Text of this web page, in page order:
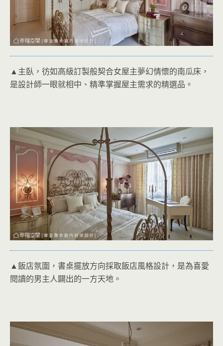
▲主臥，彷如高級訂製般契合女屋主夢幻情懷的南瓜床，
是設計師一眼就相中、精準掌握屋主需求的精選品。
▲飯店氛圍，書桌擺放方向採取飯店風格設計，是為喜愛
閱讀的男主人闢出的一方天地。